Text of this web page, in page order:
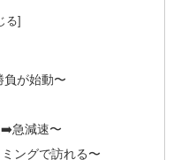
負が始動〜
急減速〜
ングで訪れる〜